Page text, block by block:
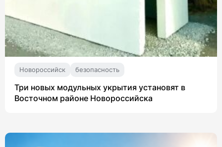
Новороссийск безопасность
Три новых модульных укрытия установят в
Восточном районе Новороссийска